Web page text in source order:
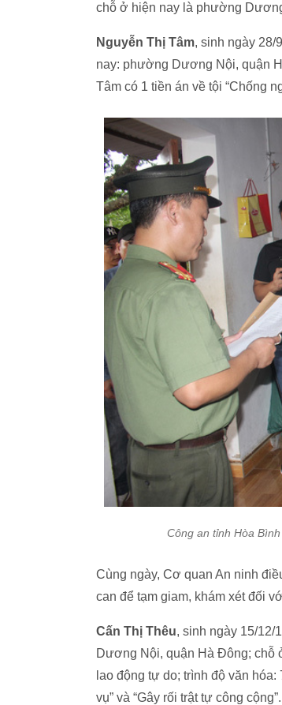
chỗ ở hiện nay là phường
Nguyễn Thị Tâm, sinh ngày
nay: phường Dương Nội, quận
Tâm có 1 tiền án về tội “Chống
Công an tỉnh Hòa
Cùng ngày, Cơ quan An ninh
can để tạm giam, khám xét đối
Cấn Thị Thêu, sinh ngày 15/12/
Dương Nội, quận Hà Đông; chỗ
lao động tự do; trình độ văn
vụ” và “Gây rối trật tự công cộng”.